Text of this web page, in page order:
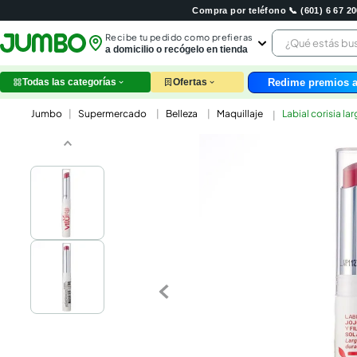
Compra por teléfono 📞 (601) 6 67
Recibe tu pedido como prefieras
a domicilio o recógelo en tienda
¿Qué estás
leche
Todas las categorías Ofertas Redime premios
Supermercado Belleza Maquillaje Labial corisia